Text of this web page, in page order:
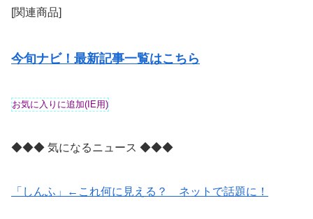
[関連商品]
今旬ナビ！最新記事一覧はこちら
◆◆◆ 気になるニュース ◆◆◆
「しんふ」←これ何に見える？ ネットで話題に！